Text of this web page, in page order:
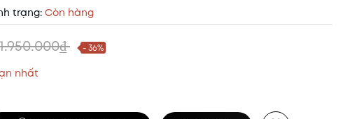
trạng:Còn hàng
1.950.000₫ - 36%
nhất